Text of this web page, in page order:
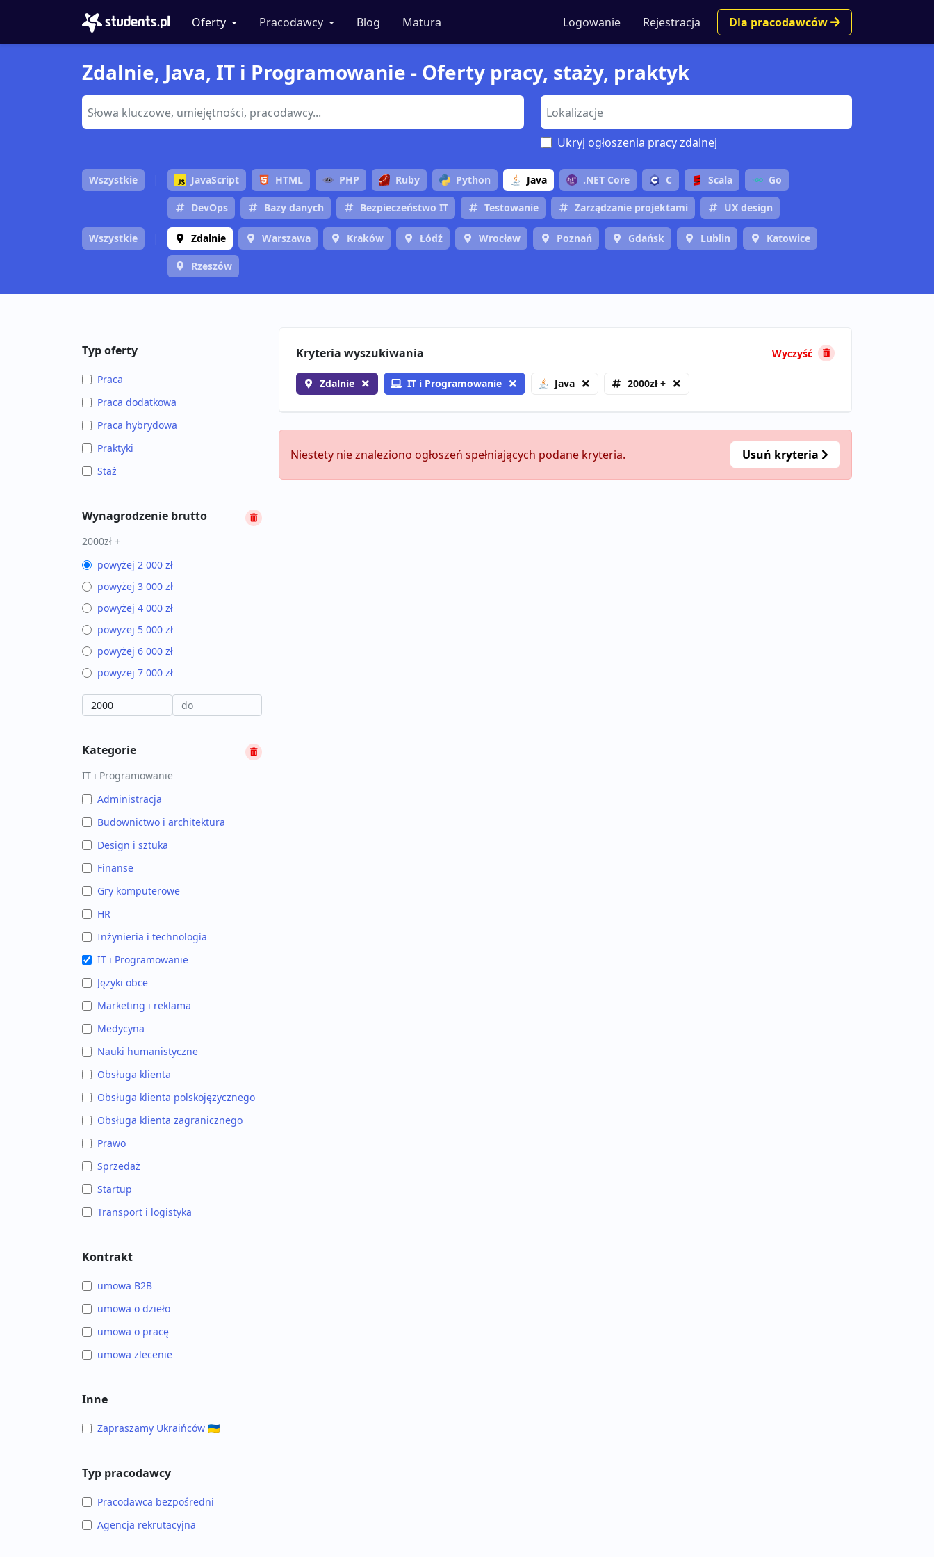
Oferty Pracodawcy Blog Matura Logowanie Rejestracja Dla pracodawców
Zdalnie, Java, IT i Programowanie - Oferty pracy, staży, praktyk
Ukryj ogłoszenia pracy zdalnej
Wszystkie JavaScript HTML PHP Ruby Python Java .NET Core C Scala Go
DevOps Bazy danych Bezpieczeństwo IT Testowanie Zarządzanie projektami UX design
Wszystkie Zdalnie Warszawa Kraków Łódź Wrocław Poznań Gdańsk Lublin Katowice
Rzeszów
Typ oferty
Praca
Praca dodatkowa
Praca hybrydowa
Praktyki
Staż
Wynagrodzenie brutto
2000zł +
powyżej 2 000 zł
powyżej 3 000 zł
powyżej 4 000 zł
powyżej 5 000 zł
powyżej 6 000 zł
powyżej 7 000 zł
Kategorie
IT i Programowanie
Administracja
Budownictwo i architektura
Design i sztuka
Finanse
Gry komputerowe
HR
Inżynieria i technologia
IT i Programowanie
Języki obce
Marketing i reklama
Medycyna
Nauki humanistyczne
Obsługa klienta
Obsługa klienta polskojęzycznego
Obsługa klienta zagranicznego
Prawo
Sprzedaż
Startup
Transport i logistyka
Kontrakt
umowa B2B
umowa o dzieło
umowa o pracę
umowa zlecenie
Inne
Zapraszamy Ukraińców 🇺🇦
Typ pracodawcy
Pracodawca bezpośredni
Agencja rekrutacyjna
Kryteria wyszukiwania Wyczyść
Zdalnie IT i Programowanie Java 2000zł +
Niestety nie znaleziono ogłoszeń spełniających podane kryteria. Usuń kryteria